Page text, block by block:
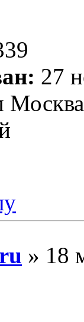
27
Москва
» 18